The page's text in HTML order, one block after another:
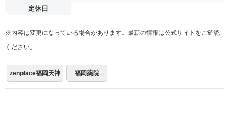
定休日
※内容は変更になっている場合があります。最新の情報は公式サイトをご確認
ください。
zenplace福岡天神 福岡薬院